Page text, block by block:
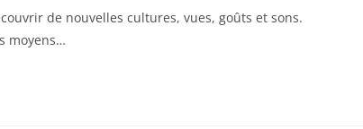
de nouvelles cultures, vues, goûts et sons.
moyens…